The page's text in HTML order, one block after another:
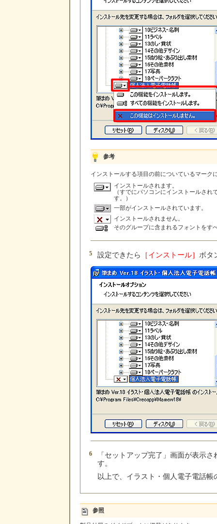
参考
インストールする項目の前についているマーク
インストールされます。
（すでにパソコンにインストールさ
す。）
一部がインストールされています。
インストールされません。
そのグループに含まれるフォントをす
5 設定できたら ［インストール］ ボタ
6
「セットアップ完了」画面が表示さ
す。
以上で、イラスト・個人電子電話
参照